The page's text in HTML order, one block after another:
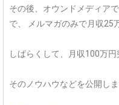
その後、オウンドメディアで
で、
メルマガのみで月収25
しばらくして、月収100万円
そのノウハウなどを公開しま